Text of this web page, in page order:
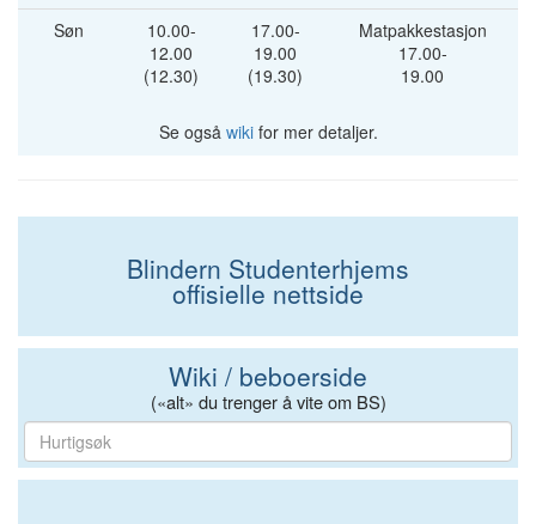
Søn
10.00-
12.00
(12.30)
17.00-
19.00
(19.30)
Matpakkestasjon
17.00-
19.00
Se også wikifor mer detaljer.
Blindern Studenterhjems
offisielle nettside
Wiki / beboerside
(«alt» du trenger å vite om BS)